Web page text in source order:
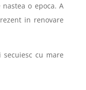
o epoca. A
in renovare
secuiesc cu mare